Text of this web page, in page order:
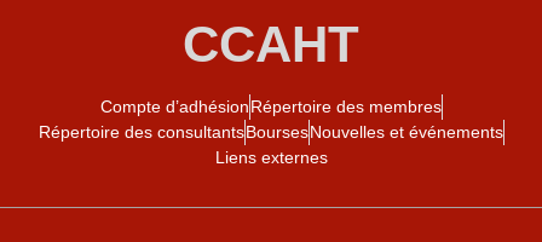
CCAHT
Compte d’adhésionRépertoire des membres
Répertoire des consultantsBoursesNouvelles et événements
Liens externes